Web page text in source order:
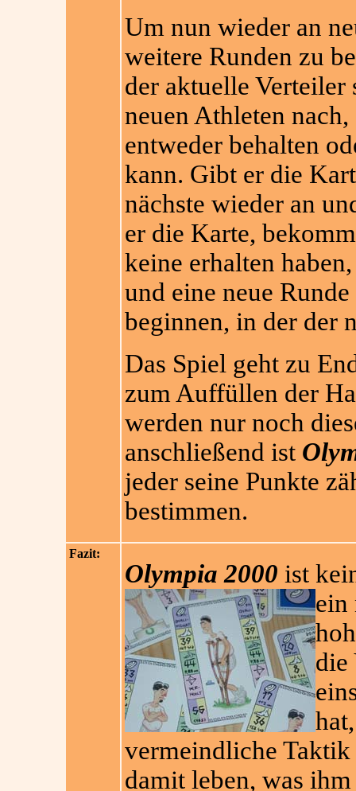
Um nun wieder an
weitere Runden zu
der aktuelle Verteiler
neuen Athleten nach,
entweder behalten
kann. Gibt er die
nächste wieder an
er die Karte,
keine erhalten
und eine neue
beginnen, in der der
Das Spiel geht zu
zum Auffüllen der
werden nur noch
anschließend ist
jeder seine Punkte
bestimmen.
Fazit:
Olympia 2000 ist
ein
die
vermeindliche
damit leben, was